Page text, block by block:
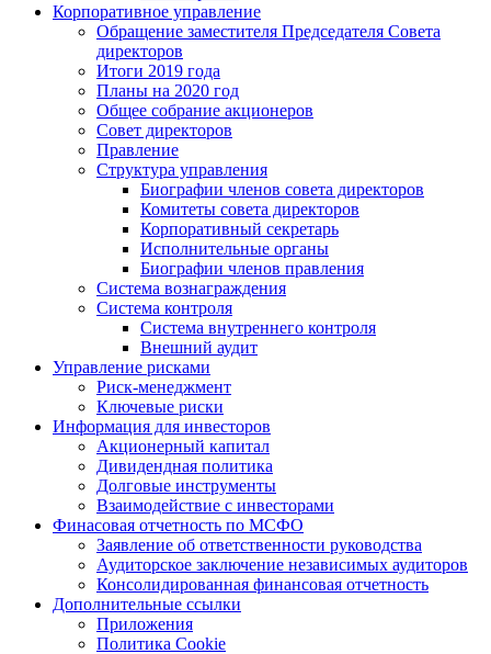
Корпоративное управление
Обращение заместителя Председателя Совета
директоров
Итоги 2019 года
Планы на 2020 год
Общее собрание акционеров
Совет директоров
Правление
Структура управления
Биографии членов совета директоров
Комитеты совета директоров
Корпоративный секретарь
Исполнительные органы
Биографии членов правления
Система вознаграждения
Система контроля
Система внутреннего контроля
Внешний аудит
Управление рисками
Риск-менеджмент
Ключевые риски
Информация для инвесторов
Акционерный капитал
Дивидендная политика
Долговые инструменты
Взаимодействие с инвеcторами
Финасовая отчетность по МСФО
Заявление об ответственности руководства
Аудиторское заключение независимых аудиторов
Консолидированная финансовая отчетность
Дополнительные ссылки
Приложения
Политика Cookie